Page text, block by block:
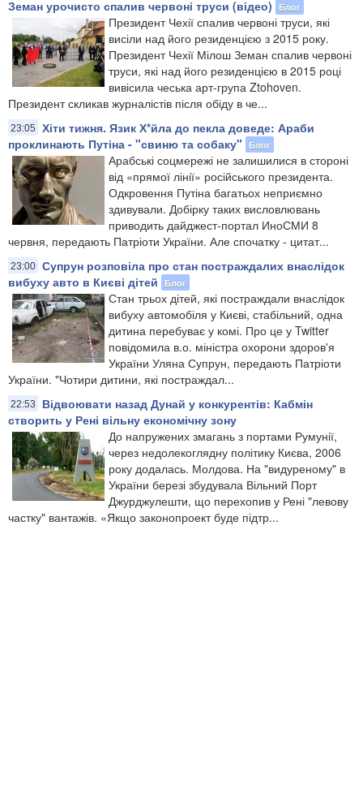
Земан урочисто спалив червоні труси (відео)
Блог
Президент Чехії спалив червоні труси, які
висіли над його резиденцією з 2015 року.
Президент Чехії Мілош Земан спалив червоні
труси, які над його резиденцією в 2015 році
вивісила чеська арт-група Ztohoven.
Президент скликав журналістів після обіду в че...
23:05
Хіти тижня. Язик Х*йла до пекла доведе: Араби
проклинають Путіна - "свиню та собаку"
Блог
Арабські соцмережі не залишилися в стороні
від «прямої лінії» російського президента.
Одкровення Путіна багатьох неприємно
здивували. Добірку таких висловлювань
приводить дайджест-портал ИноСМИ 8
червня, передають Патріоти України. Але спочатку - цитат...
23:00 Супрун розповіла про стан постраждалих внаслідок
вибуху авто в Києві дітей
Блог
Стан трьох дітей, які постраждали внаслідок
вибуху автомобіля у Києві, стабільний, одна
дитина перебуває у комі. Про це у Twitter
повідомила в.о. міністра охорони здоров'я
України Уляна Супрун, передають Патріоти
України. "Чотири дитини, які постраждал...
22:53
Відвоювати назад Дунай у конкурентів: Кабмін
створить у Рені вільну економічну зону
До напружених змагань з портами Румунії,
через недолекоглядну політику Києва, 2006
року додалась. Молдова. На "видуреному" в
України березі збудувала Вільний Порт
Джурджулешти, що перехопив у Рені "левову
частку" вантажів. «Якщо законопроект буде підтр...